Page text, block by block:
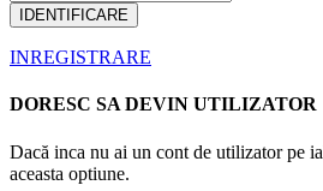
INREGISTRARE
DORESC SA DEVIN UTILIZATOR
Dacă inca nu ai un cont de utilizator pe
aceasta optiune.